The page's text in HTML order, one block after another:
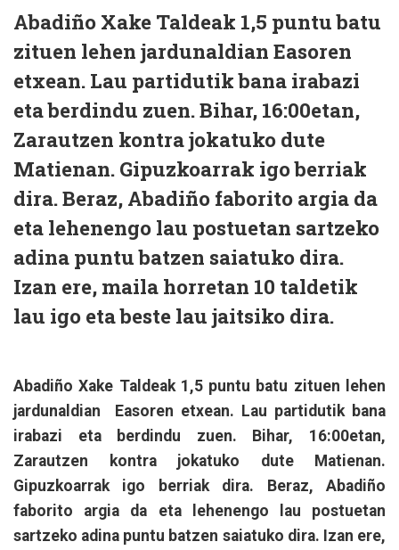
Abadiño Xake Taldeak 1,5 puntu batu
zituen lehen jardunaldian Easoren
etxean. Lau partidutik bana irabazi
eta berdindu zuen. Bihar, 16:00etan,
Zarautzen kontra jokatuko dute
Matienan. Gipuzkoarrak igo berriak
dira. Beraz, Abadiño faborito argia da
eta lehenengo lau postuetan sartzeko
adina puntu batzen saiatuko dira.
Izan ere, maila horretan 10 taldetik
lau igo eta beste lau jaitsiko dira.
Abadiño Xake Taldeak 1,5 puntu batu zituen lehen
jardunaldian Easoren etxean. Lau partidutik bana
irabazi eta berdindu zuen. Bihar, 16:00etan,
Zarautzen kontra jokatuko dute Matienan.
Gipuzkoarrak igo berriak dira. Beraz, Abadiño
faborito argia da eta lehenengo lau postuetan
sartzeko adina puntu batzen saiatuko dira. Izan ere,